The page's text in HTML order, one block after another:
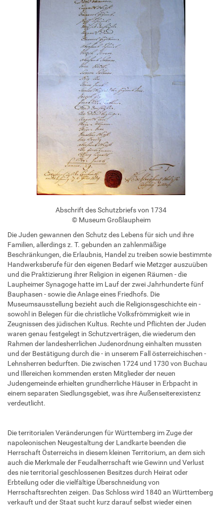
Abschrift des Schutzbriefs von 1734
© Museum Großlaupheim
Die Juden gewannen den Schutz des Lebens für sich und ihre
Familien, allerdings z. T. gebunden an zahlenmäßige
Beschränkungen, die Erlaubnis, Handel zu treiben sowie bestimmte
Handwerksberufe für den eigenen Bedarf wie Metzger auszuüben
und die Praktizierung ihrer Religion in eigenen Räumen - die
Laupheimer Synagoge hatte im Lauf der zwei Jahrhunderte fünf
Bauphasen - sowie die Anlage eines Friedhofs. Die
Museumsausstellung bezieht auch die Religionsgeschichte ein -
sowohl in Belegen für die christliche Volksfrömmigkeit wie in
Zeugnissen des jüdischen Kultus. Rechte und Pflichten der Juden
waren genau festgelegt in Schutzverträgen, die wiederum den
Rahmen der landesherrlichen Judenordnung einhalten mussten
und der Bestätigung durch die - in unserem Fall österreichischen -
Lehnsherren bedurften. Die zwischen 1724 und 1730 von Buchau
und Illereichen kommenden ersten Mitglieder der neuen
Judengemeinde erhielten grundherrliche Häuser in Erbpacht in
einem separaten Siedlungsgebiet, was ihre Außenseiterexistenz
verdeutlicht.
Die territorialen Veränderungen für Württemberg im Zuge der
napoleonischen Neugestaltung der Landkarte beenden die
Herrschaft Österreichs in diesem kleinen Territorium, an dem sich
auch die Merkmale der Feudalherrschaft wie Gewinn und Verlust
des nie territorial geschlossenen Besitzes durch Heirat oder
Erbteilung oder die vielfältige Überschneidung von
Herrschaftsrechten zeigen. Das Schloss wird 1840 an Württemberg
verkauft und der Staat sucht kurz darauf selbst wieder einen